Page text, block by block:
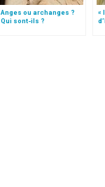
Anges ou archanges ?
Qui sont-ils ?
«